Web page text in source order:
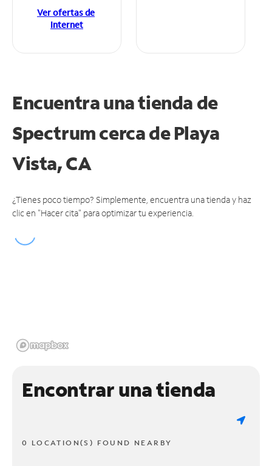
Ver ofertas de
Internet
Encuentra una tienda de
Spectrumcerca de Playa
Vista, CA
¿Tienes poco tiempo? Simplemente, encuentra una tienda y haz
clic en "Hacer cita" para optimizar tu experiencia.
Encontrar una tienda
0 LOCATION(S) FOUND NEARBY